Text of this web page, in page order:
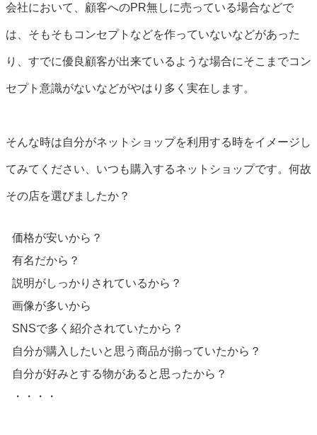
会社において、顧客へのPR無しに売っている場合などで
は、そもそもコンセプトなどを作っていないなどがあった
り、すでに優良顧客が出来ているような場合にそこまでコン
セプト意識がないなどがやはり多く実在します。
そんな時は自分がネットショップを利用する時をイメージし
てみてください、いつも購入するネットショップです。何故
その店を選びましたか？
価格が安いから？
有名だから？
説明がしっかりされているから？
画像が多いから
SNSで多く紹介されていたから？
自分が購入したいと思う商品が揃っていたから？
自分が好みとする物があると思ったから？
・・・・